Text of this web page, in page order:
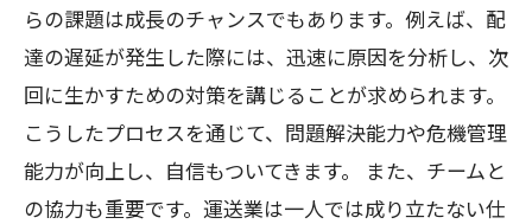
らの課題は成長のチャンスでもあります。例えば、配
達の遅延が発生した際には、迅速に原因を分析し、次
回に生かすための対策を講じることが求められます。
こうしたプロセスを通じて、問題解決能力や危機管理
能力が向上し、自信もついてきます。 また、チームと
の協力も重要です。運送業は一人では成り立たない仕